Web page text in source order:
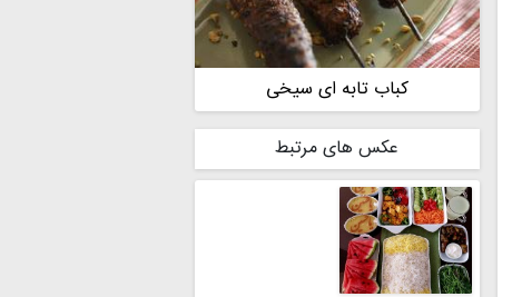
کباب تابه ای سیخی
عکس های مرتبط